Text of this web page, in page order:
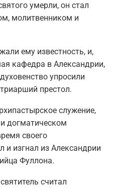
умерли, он стал
молитвенником и
ему известность, и,
кафедра в Александрии,
упросили
престол.
служение,
догматическом
своего
и изгнал из Александрии
Фуллона.
считал